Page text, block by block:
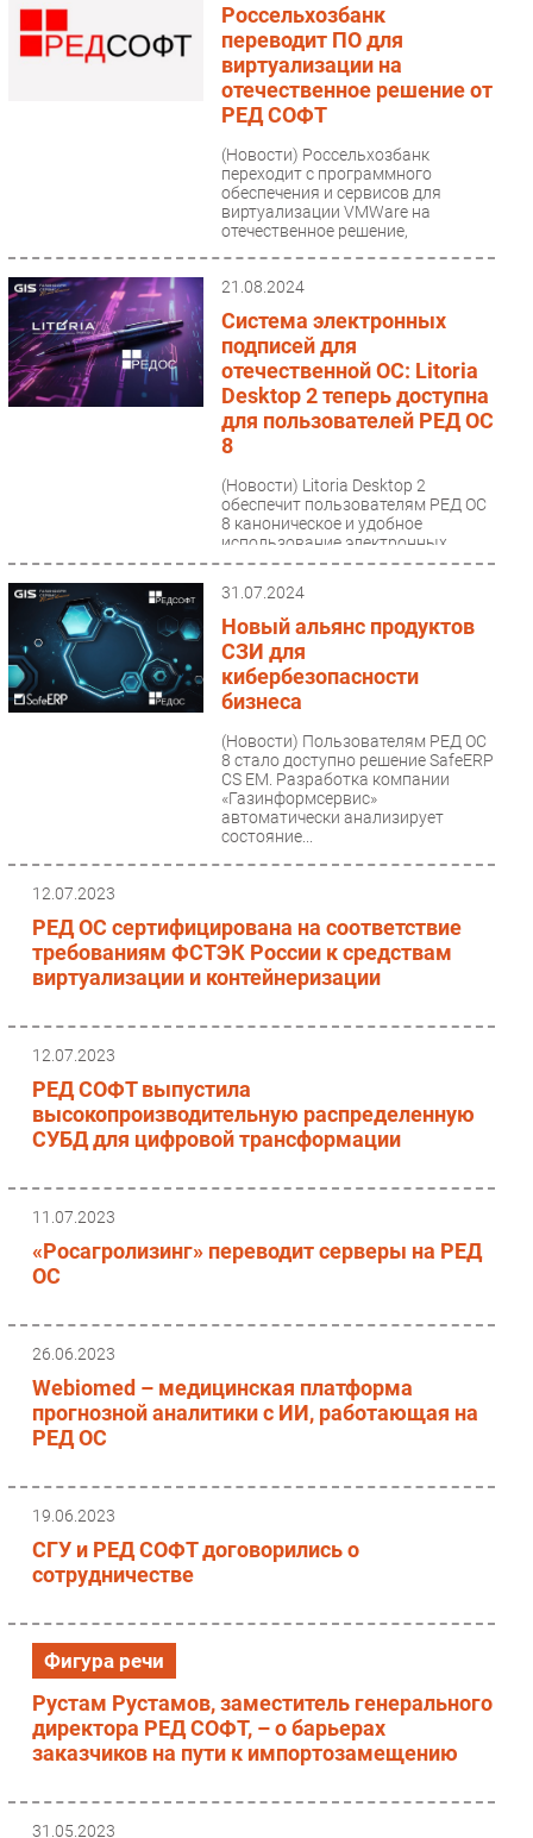
Россельхозбанк
переводит ПО для
виртуализации на
отечественное решение от
РЕД СОФТ
(Новости) Россельхозбанк
переходит с программного
обеспечения и сервисов для
виртуализации VMWare на
отечественное решение,
21.08.2024
Система электронных
подписей для
отечественной ОС: Litoria
Desktop 2 теперь доступна
для пользователей РЕД ОС
8
(Новости) Litoria Desktop 2
обеспечит пользователям РЕД ОС
8 каноническое и удобное
использование электронных
подписей и шифрования.
31.07.2024
Новый альянс продуктов
СЗИ для
кибербезопасности
бизнеса
(Новости) Пользователям РЕД ОС
8 стало доступно решение SafeERP
CS EM. Разработка компании
«Газинформсервис»
автоматически анализирует
состояние...
12.07.2023
РЕД ОС сертифицирована на соответствие
требованиям ФСТЭК России к средствам
виртуализации и контейнеризации
12.07.2023
РЕД СОФТ выпустила
высокопроизводительную распределенную
СУБД для цифровой трансформации
11.07.2023
«Росагролизинг» переводит серверы на РЕД
ОС
26.06.2023
Webiomed – медицинская платформа
прогнозной аналитики с ИИ, работающая на
РЕД ОС
19.06.2023
СГУ и РЕД СОФТ договорились о
сотрудничестве
Фигура речи
Рустам Рустамов, заместитель генерального
директора РЕД СОФТ, – о барьерах
заказчиков на пути к импортозамещению
31.05.2023